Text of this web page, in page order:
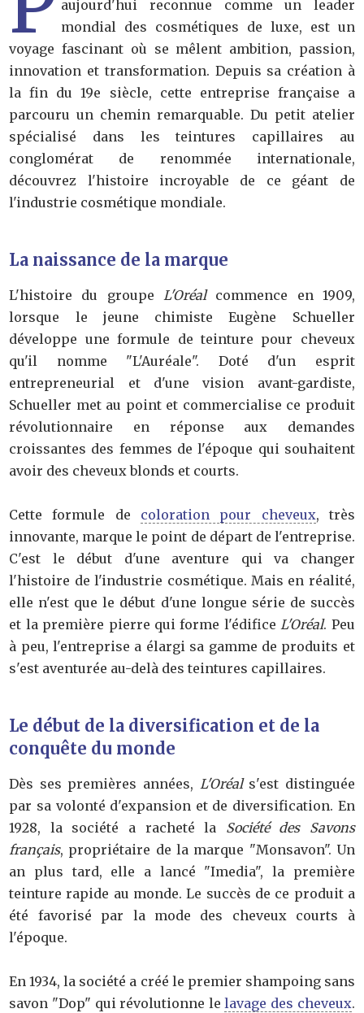
aujourd'hui reconnue comme un leader
mondial des cosmétiques de luxe, est un
voyage fascinant où se mêlent ambition, passion,
innovation et transformation. Depuis sa création à
la fin du 19e siècle, cette entreprise française a
parcouru un chemin remarquable. Du petit atelier
spécialisé dans les teintures capillaires au
conglomérat de renommée internationale,
découvrez l'histoire incroyable de ce géant de
l'industrie cosmétique mondiale.
La naissance de la marque
L'histoire du groupe L'Oréalcommence en 1909,
lorsque le jeune chimiste Eugène Schueller
développe une formule de teinture pour cheveux
qu'il nomme "L'Auréale". Doté d'un esprit
entrepreneurial et d'une vision avant-gardiste,
Schueller met au point et commercialise ce produit
révolutionnaire en réponse aux demandes
croissantes des femmes de l'époque qui souhaitent
avoir des cheveux blonds et courts.
Cette formule de coloration pour cheveux, très
innovante, marque le point de départ de l'entreprise.
C'est le début d'une aventure qui va changer
l'histoire de l'industrie cosmétique. Mais en réalité,
elle n'est que le début d'une longue série de succès
et la première pierre qui forme l'édifice L'Oréal. Peu
à peu, l'entreprise a élargi sa gamme de produits et
s'est aventurée au-delà des teintures capillaires.
Le début de la diversification et de la
conquête du monde
Dès ses premières années, L'Oréals'est distinguée
par sa volonté d'expansion et de diversification. En
1928, la société a racheté la Société des Savons
français, propriétaire de la marque "Monsavon". Un
an plus tard, elle a lancé "Imedia", la première
teinture rapide au monde. Le succès de ce produit a
été favorisé par la mode des cheveux courts à
l'époque.
En 1934, la société a créé le premier shampoing sans
savon "Dop" qui révolutionne lelavage des cheveux.